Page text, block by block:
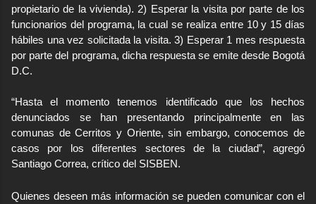
propietario de la vivienda). 2) Esperar la visita por parte de los
funcionarios del programa, la cual se realiza entre 10 y 15 días
hábiles una vez solicitada la visita. 3) Esperar 1 mes respuesta
por parte del programa, dicha respuesta se emite desde Bogotá
D.C.
“Hasta el momento tenemos identificado que los hechos
denunciados se han presentando principalmente en las
comunas de Cerritos y Oriente, sin embargo, conocemos de
casos por los diferentes sectores de la ciudad”, agregó
Santiago Correa, crítico del SISBEN.
Quienes deseen más información se pueden comunicar con el